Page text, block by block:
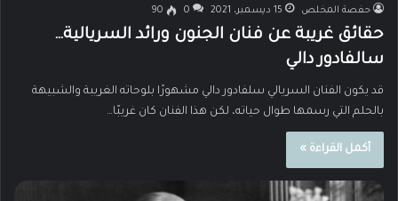
حفصة المخلص 15 ديسمبر، 2021 0
90
حقائق غريبة عن فنان الجنون ورائد السريالية…
سالفادور دالي
قد يكون الفنان السريالي سلفادور دالي مشهورًا بلوحاته الغريبة والشبيهة
بالحلم التي رسمها طوال حياته، لكن هذا الفنان كان غريبًا…
أكمل القراءة »